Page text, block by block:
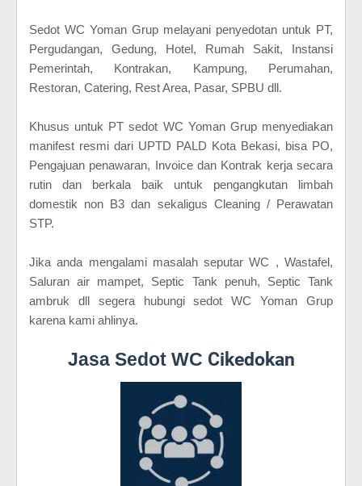
Sedot WC Yoman Grup melayani penyedotan untuk PT,
Pergudangan, Gedung, Hotel, Rumah Sakit, Instansi
Pemerintah, Kontrakan, Kampung, Perumahan,
Restoran, Catering, Rest Area, Pasar, SPBU dll.
Khusus untuk PT sedot WC Yoman Grup menyediakan
manifest resmi dari UPTD PALD Kota Bekasi, bisa PO,
Pengajuan penawaran, Invoice dan Kontrak kerja secara
rutin dan berkala baik untuk pengangkutan limbah
domestik non B3 dan sekaligus Cleaning / Perawatan
STP.
Jika anda mengalami masalah seputar WC , Wastafel,
Saluran air mampet, Septic Tank penuh, Septic Tank
ambruk dll segera hubungi sedot WC Yoman Grup
karena kami ahlinya.
Jasa Sedot WC Cikedokan